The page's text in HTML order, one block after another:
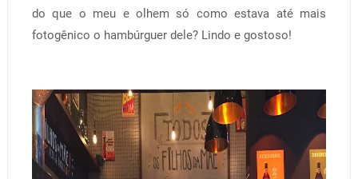
do que o meu e olhem só como estava até mais
fotogênico o hambúrguer dele? Lindo e gostoso!